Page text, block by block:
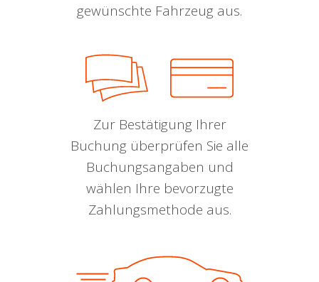
gewünschte Fahrzeug aus.
Zur Bestätigung Ihrer
Buchung überprüfen Sie alle
Buchungsangaben und
wählen Ihre bevorzugte
Zahlungsmethode aus.